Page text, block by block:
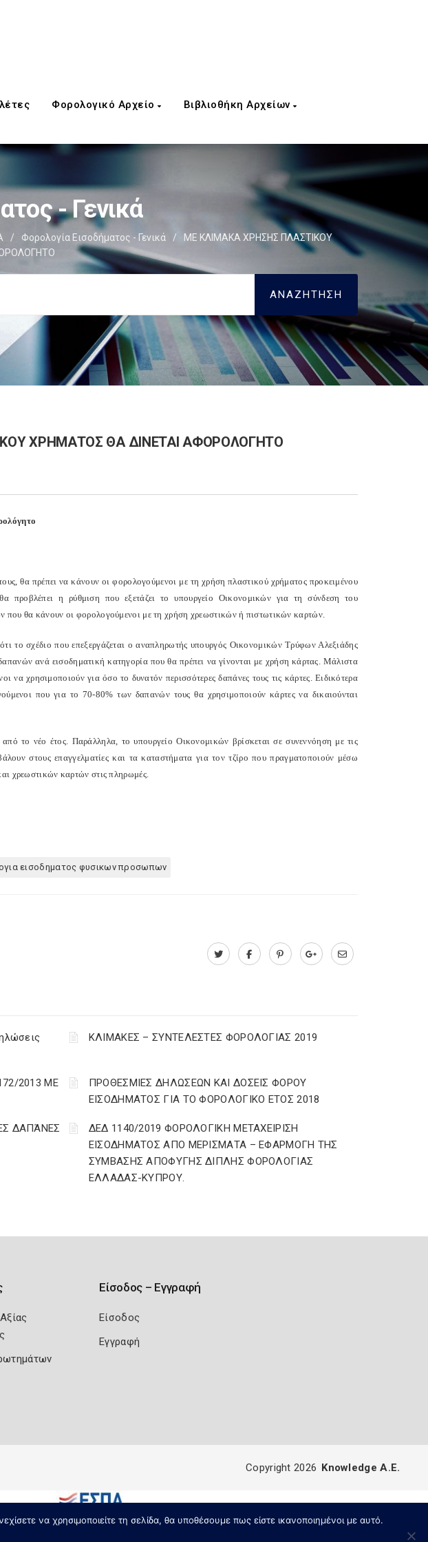
Φορολογικό Αρχείο Βιβλιοθήκη Αρχείων
- Γενικά
/ Φορολογία Εισοδήματος - Γενικά /
ΜΕ ΚΛΙΜΑΚΑ ΧΡΗΣΗΣ ΠΛΑΣΤΙΚΟΥ
ΧΡΗΜΑΤΟΣ ΘΑ ΔΙΝΕΤΑΙ ΑΦΟΡΟΛΟΓΗΤΟ
θα πρέπει να κάνουν οι φορολογούμενοι με τη χρήση πλαστικού χρήματος προκειμένου
προβλέπει η ρύθμιση που εξετάζει το υπουργείο Οικονομικών για τη σύνδεση του
θα κάνουν οι φορολογούμενοι με τη χρήση χρεωστικών ή πιστωτικών καρτών.
το σχέδιο που επεξεργάζεται ο αναπληρωτής υπουργός Οικονομικών Τρύφων Αλεξιάδης
ανά εισοδηματική κατηγορία που θα πρέπει να γίνονται με χρήση κάρτας. Μάλιστα
να χρησιμοποιούν για όσο το δυνατόν περισσότερες δαπάνες τους τις κάρτες. Ειδικότερα
που για το 70-80% των δαπανών τους θα χρησιμοποιούν κάρτες να δικαιούνται
το νέο έτος. Παράλληλα, το υπουργείο Οικονομικών βρίσκεται σε συνεννόηση με τις
στους επαγγελματίες και τα καταστήματα για τον τζίρο που πραγματοποιούν μέσω
χρεωστικών καρτών στις πληρωμές.
εισοδηματος φυσικων προσωπων
ΚΛΙΜΑΚΕΣ – ΣΥΝΤΕΛΕΣΤΕΣ ΦΟΡΟΛΟΓΙΑΣ 2019
2013 ΜΕ
ΠΡΟΘΕΣΜΙΕΣ ΔΗΛΩΣΕΩΝ ΚΑΙ ΔΟΣΕΙΣ ΦΟΡΟΥ
ΕΙΣΟΔΗΜΑΤΟΣ ΓΙΑ ΤΟ ΦΟΡΟΛΟΓΙΚΟ ΕΤΟΣ 2018
ΔΑΠΆΝΕΣ
ΔΕΔ 1140/2019 ΦΟΡΟΛΟΓΙΚΗ ΜΕΤΑΧΕΙΡΙΣΗ
ΕΙΣΟΔΗΜΑΤΟΣ ΑΠΟ ΜΕΡΙΣΜΑΤΑ – ΕΦΑΡΜΟΓΗ ΤΗΣ
ΣΥΜΒΑΣΗΣ ΑΠΟΦΥΓΗΣ ΔΙΠΛΗΣ ΦΟΡΟΛΟΓΙΑΣ
ΕΛΛΑΔΑΣ-ΚΥΠΡΟΥ.
Είσοδος – Εγγραφή
Είσοδος
Εγγραφή
να χρησιμοποιείτε τη σελίδα, θα υποθέσουμε πως είστε ικανοποιημένοι με αυτό.
Copyright 2026 Knowledge A.E.